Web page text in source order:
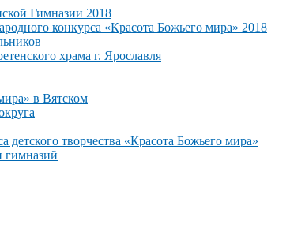
Гимназии 2018
конкурса «Красота Божьего мира» 2018
храма г. Ярославля
в Вятском
детского творчества «Красота Божьего мира»
гимназий